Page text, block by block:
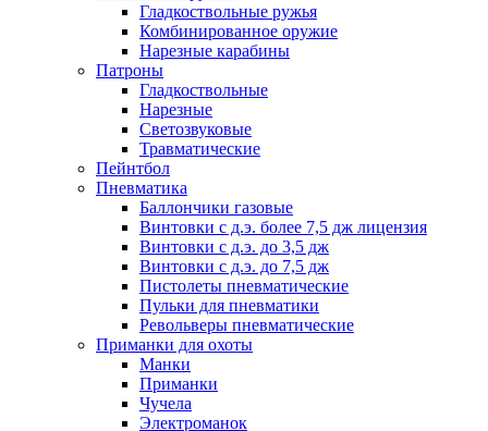
Гладкоствольные ружья
Комбинированное оружие
Нарезные карабины
Патроны
Гладкоствольные
Нарезные
Светозвуковые
Травматические
Пейнтбол
Пневматика
Баллончики газовые
Винтовки с д.э. более 7,5 дж лицензия
Винтовки с д.э. до 3,5 дж
Винтовки с д.э. до 7,5 дж
Пистолеты пневматические
Пульки для пневматики
Револьверы пневматические
Приманки для охоты
Манки
Приманки
Чучела
Электроманок